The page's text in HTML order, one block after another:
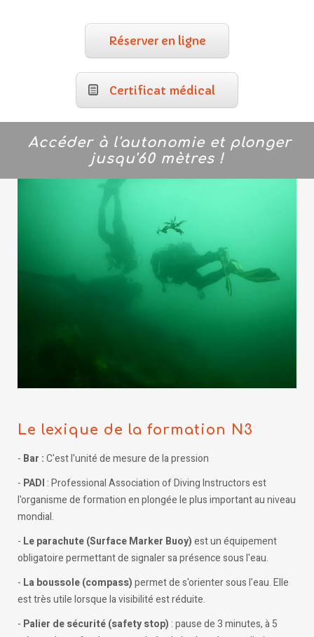
Réserver en ligne
Certificat médical
Accéder à l'autonomie et plonger
jusqu'60 mètres !
Le lexique de la formation N3
- Bar :C'est l'unité de mesure de la pression
- PADI : Professional Association of Diving Instructors est
l'organisme de formation en plongée le plus important au niveau
mondial.
- Le parachute (Surface Marker Buoy)est un équipement
obligatoire permettant de signaler sa présence sous l'eau.
- La boussole (compass)permet de s'orienter sous l'eau. Elle
est très utile lorsque la visibilité est réduite.
- Palier de sécurité (safety stop) : pause de 3 minutes, à 5